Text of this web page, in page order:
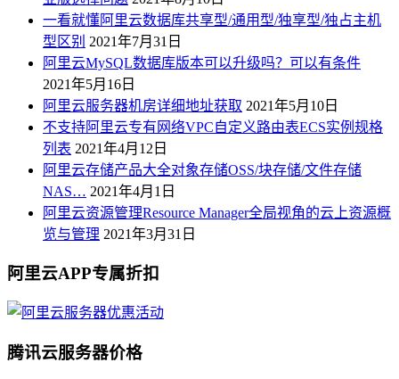
一看就懂阿里云数据库共享型/通用型/独享型/独占主机
型区别 2021年7月31日
阿里云MySQL数据库版本可以升级吗？可以有条件
2021年5月16日
阿里云服务器机房详细地址获取 2021年5月10日
不支持阿里云专有网络VPC自定义路由表ECS实例规格
列表 2021年4月12日
阿里云存储产品大全对象存储OSS/块存储/文件存储
NAS… 2021年4月1日
阿里云资源管理Resource Manager全局视角的云上资源概
览与管理 2021年3月31日
阿里云APP专属折扣
腾讯云服务器价格